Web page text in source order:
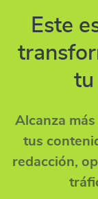
Este
tu
Alcanza
tus
redacción,